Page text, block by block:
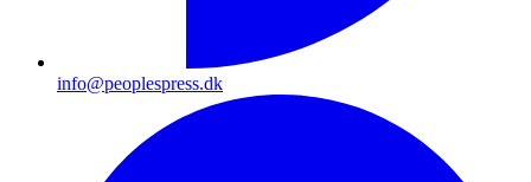
info@peoplespress.dk